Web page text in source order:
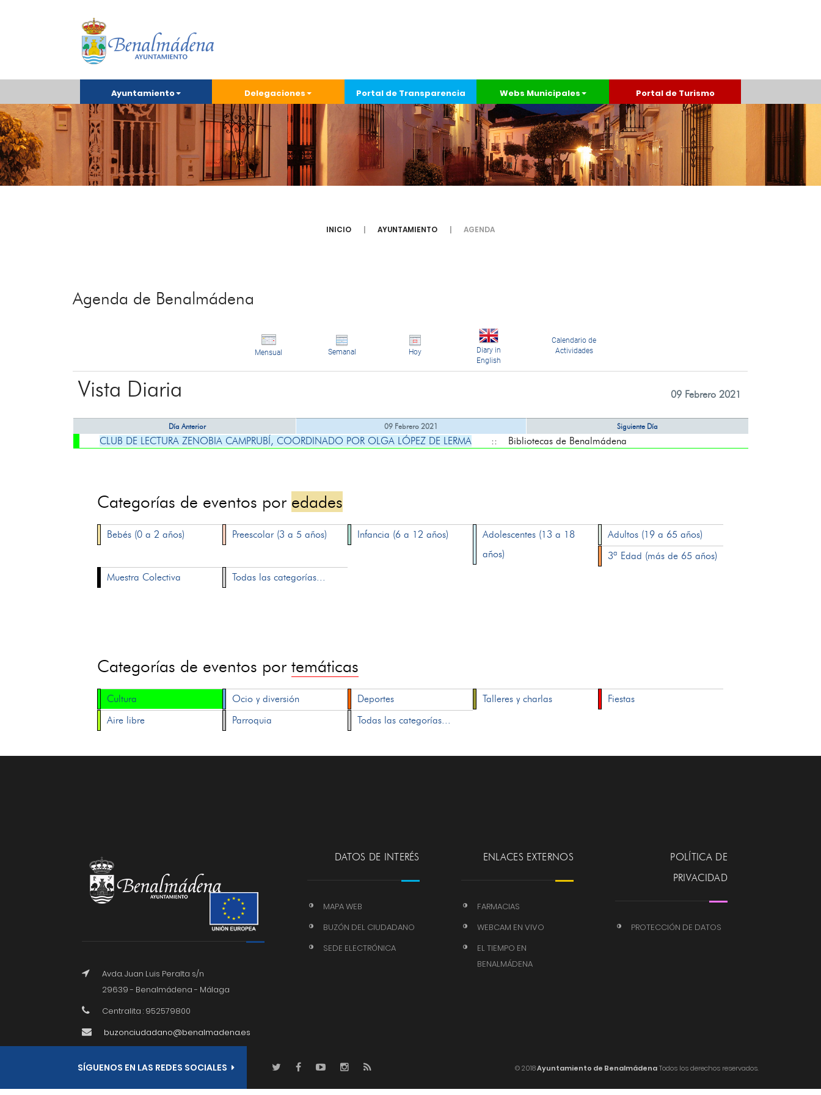
Ayuntamiento Delegaciones Portal de Transparencia Webs Municipales Portal de Turismo
INICIO AYUNTAMIENTO AGENDA
Agenda de Benalmádena
Mensual Semanal Hoy
Diary in
English
Calendario de
Actividades
Vista Diaria 09 Febrero 2021
Día Anterior 09 Febrero 2021 Siguiente Día
CLUB DE LECTURA ZENOBIA CAMPRUBÍ, COORDINADO POR OLGA LÓPEZ DE LERMA :: Bibliotecas de Benalmádena
Categorías de eventos por edades
Bebés (0 a 2 años) Preescolar (3 a 5 años) Infancia (6 a 12 años)
Adolescentes (13 a 18
años)
Adultos (19 a 65 años)
3ª Edad (más de 65 años)
Muestra Colectiva
Todas las categorías...
Categorías de eventos portemáticas
Cultura Ocio y diversión Deportes Talleres y charlas
Fiestas
Aire libre
Parroquia Todas las categorías...
Avda. Juan Luis Peralta s/n
29639 - Benalmádena - Málaga
Centralita : 952579800
buzonciudadano@benalmadena.es
DATOS DE INTERÉS
MAPA WEB
BUZÓN DEL CIUDADANO
SEDE ELECTRÓNICA
ENLACES EXTERNOS
FARMACIAS
WEBCAM EN VIVO
EL TIEMPO EN
BENALMÁDENA
POLÍTICA DE
PRIVACIDAD
PROTECCIÓN DE DATOS
SÍGUENOS EN LAS REDES SOCIALES © 2018Ayuntamiento de BenalmádenaTodos los derechos reservados.